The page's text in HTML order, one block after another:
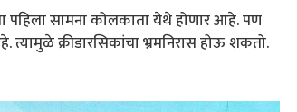
सामना कोलकाता येथे होणार आहे. पण
क्रीडारसिकांचा भ्रमनिरास होऊ शकतो.